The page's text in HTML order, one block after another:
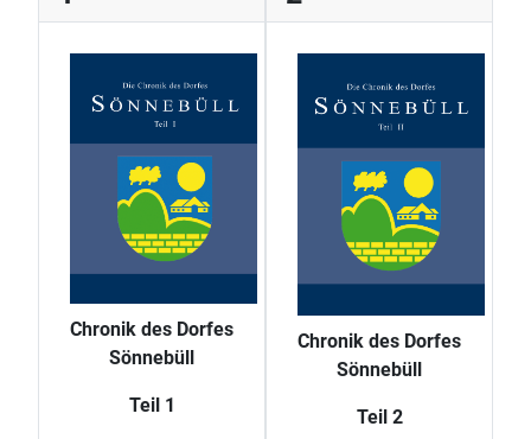
Chronik des Dorfes
Sönnebüll
Teil 1
Chronik des Dorfes
Sönnebüll
Teil 2